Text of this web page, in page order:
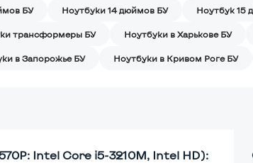
БУ Ноутбуки 14 дюймов БУ Ноутбук 15
трансформеры БУ Ноутбуки в Харькове БУ
в Запорожье БУ Ноутбуки в Кривом Роге БУ
Intel Core i5-3210M, Intel HD):